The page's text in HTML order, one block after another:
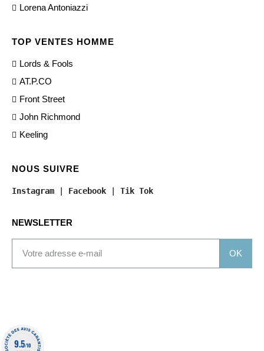
Lorena Antoniazzi
TOP VENTES HOMME
Lords & Fools
AT.P.CO
Front Street
John Richmond
Keeling
NOUS SUIVRE
Instagram Facebook Tik Tok
NEWSLETTER
OK
9.5/10